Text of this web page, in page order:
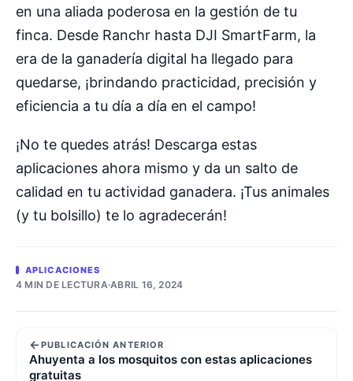
en una aliada poderosa en la gestión de tu
finca. Desde Ranchr hasta DJI SmartFarm, la
era de la ganadería digital ha llegado para
quedarse, ¡brindando practicidad, precisión y
eficiencia a tu día a día en el campo!
¡No te quedes atrás! Descarga estas
aplicaciones ahora mismo y da un salto de
calidad en tu actividad ganadera. ¡Tus animales
(y tu bolsillo) te lo agradecerán!
APLICACIONES
4 MIN DE LECTURA·ABRIL 16, 2024
←PUBLICACIÓN ANTERIOR
Ahuyenta a los mosquitos con estas aplicaciones
gratuitas